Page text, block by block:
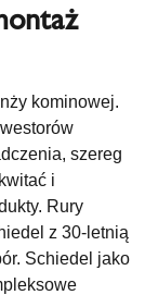
kominowej.
szereg
i
Rury
z 30-letnią
Schiedel jako